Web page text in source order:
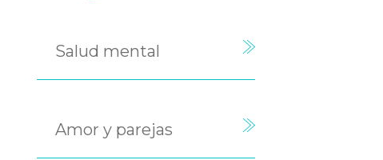
Salud mental
Amor y parejas